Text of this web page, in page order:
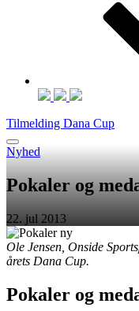
Tilmelding Dana Cup
Nyhed
Pokaler og
22. jul 2013
Ole Jensen, Onside
årets Dana Cup.
Pokaler og